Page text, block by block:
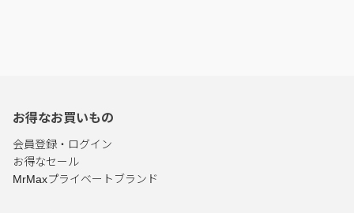
お得なお買いもの
会員登録・ログイン
お得なセール
MrMaxプライベートブランド